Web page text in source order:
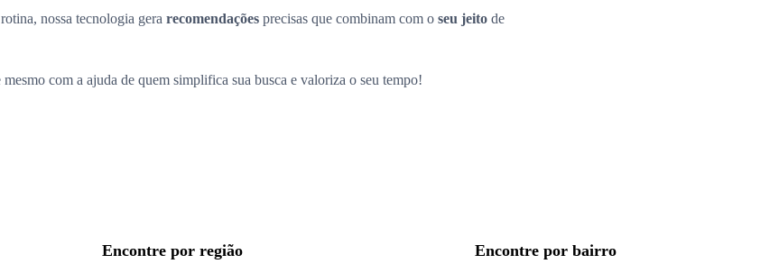
nossa tecnologia gera recomendações precisas que combinam com o seu jeito de
com a ajuda de quem simplifica sua busca e valoriza o seu tempo!
Encontre por região Encontre por bairro